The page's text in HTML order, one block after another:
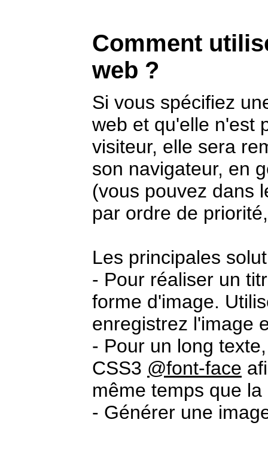
Comment
web ?
Si vous spécifiez
web et qu'elle n'est
visiteur, elle sera
son navigateur, en
(vous pouvez dans
par ordre de
Les principales
- Pour réaliser un
forme d'image.
enregistrez l'image
- Pour un long
CSS3 @font-face
même temps que la
- Générer une